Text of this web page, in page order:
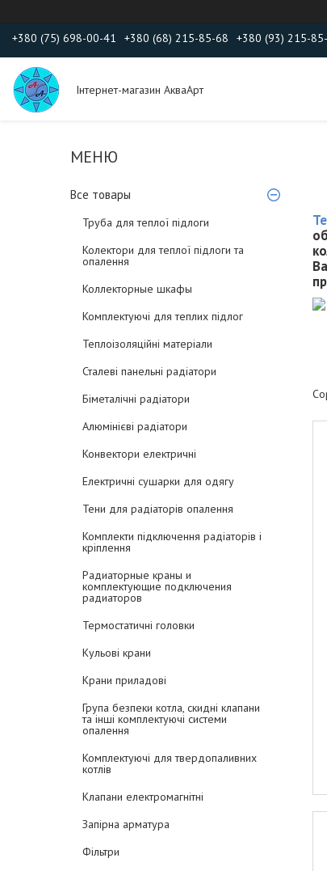
+380 (75) 698-00-41 +380 (68) 215-85-68 +380 (93) 215-
Інтернет-магазин АкваАрт
Все товары
Труба для теплої підлоги
Колектори для теплої підлоги та
опалення
Коллекторные шкафы
Комплектуючі для теплих підлог
Теплоізоляційні матеріали
Сталеві панельні радіатори
Біметалічні радіатори
Алюмінієві радіатори
Конвектори електричні
Електричні сушарки для одягу
Тени для радіаторів опалення
Комплекти підключення радіаторів і
кріплення
Радиаторные краны и
комплектующие подключения
радиаторов
Термостатичні головки
Кульові крани
Крани приладові
Група безпеки котла, скидні клапани
та інші комплектуючі системи
опалення
Комплектуючі для твердопаливних
котлів
Клапани електромагнітні
Запірна арматура
Фільтри